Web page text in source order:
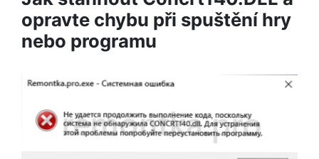
opravte chybu při spuštění hry
nebo programu